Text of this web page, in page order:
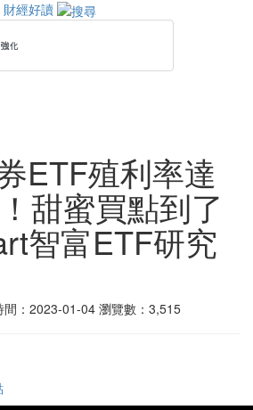
經好讀
ETF殖利率達
甜蜜買點到了
智富ETF研究
：2023-01-04 瀏覽數：3,515